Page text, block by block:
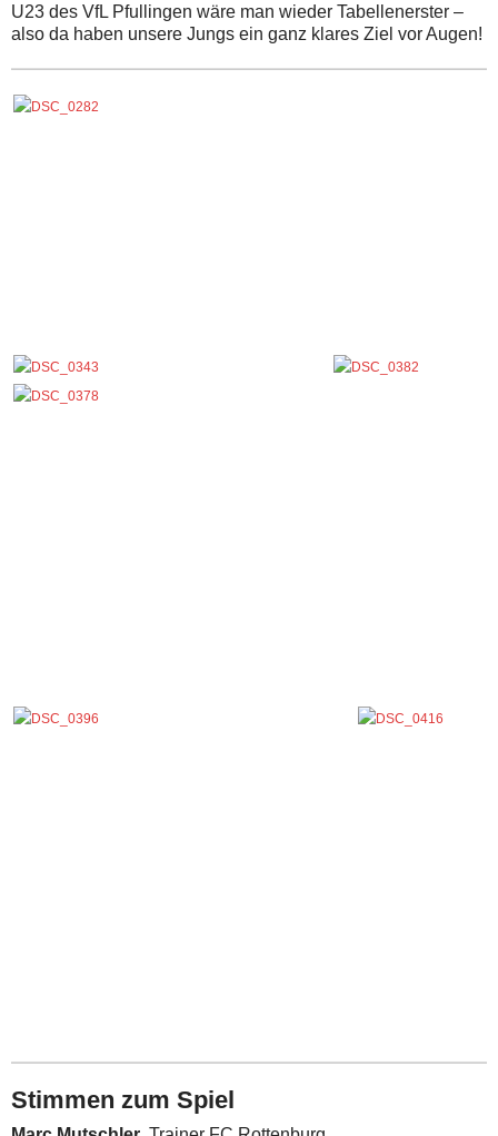
U23 des VfL Pfullingen wäre man wieder Tabellenerster –
also da haben unsere Jungs ein ganz klares Ziel vor Augen!
Stimmen zum Spiel